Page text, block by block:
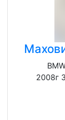
2008г